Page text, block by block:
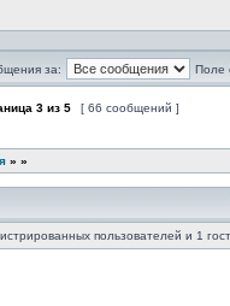
Профиль
за: Поле
3 из 5 [ 66 сообщений ]
» »
пользователей и 1